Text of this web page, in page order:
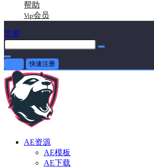
帮助
Vip会员
文章
快速注册
AE资源
AE模板
AE下载